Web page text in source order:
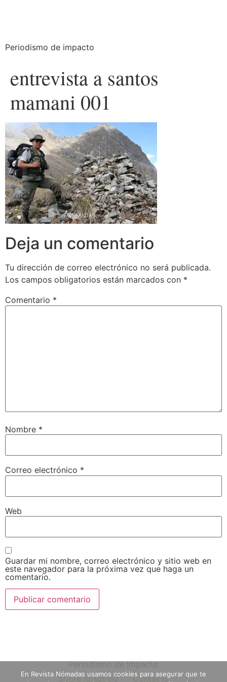
Periodismo de impacto
entrevista a santos
mamani 001
Deja un comentario
Tu dirección de correo electrónico no será publicada.
Los campos obligatorios están marcados con *
Comentario *
Nombre *
Correo electrónico *
Web
Guardar mi nombre, correo electrónico y sitio web en
este navegador para la próxima vez que haga un
comentario.
Periodismo de impacto
Sobre nosotros
Contacto
En Revista Nómadas usamos cookies para asegurar que te